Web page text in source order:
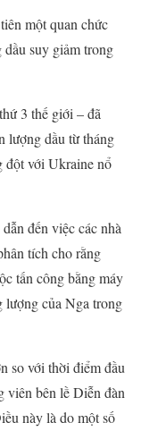
một quan chức
dầu suy giảm trong
3 thế giới – đã
lượng dầu từ tháng
đột với Ukraine nổ
đến việc các nhà
tích cho rằng
tấn công bằng máy
lượng của Nga trong
so với thời điểm đầu
viên bên lề Diễn đàn
này là do một số